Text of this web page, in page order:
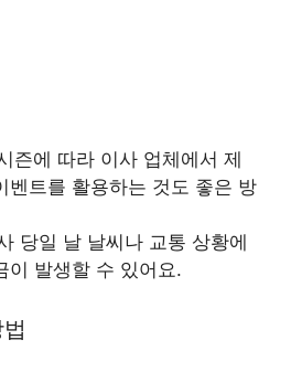
즌에 따라 이사 업체에서 제
벤트를 활용하는 것도 좋은 방
당일 날 날씨나 교통 상황에
이 발생할 수 있어요.